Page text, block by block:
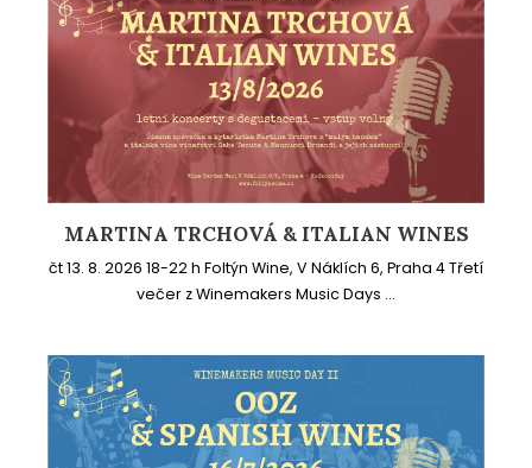
MARTINA TRCHOVÁ & ITALIAN WINES
čt 13. 8. 2026 18-22 h Foltýn Wine, V Náklích 6, Praha 4 Třetí
večer z Winemakers Music Days ...